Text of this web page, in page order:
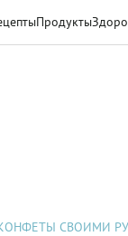
Продукты
СВОИМИ